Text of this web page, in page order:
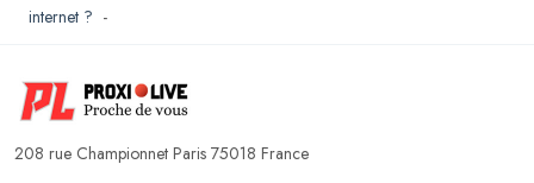
internet ? -
208 rue Championnet Paris 75018 France